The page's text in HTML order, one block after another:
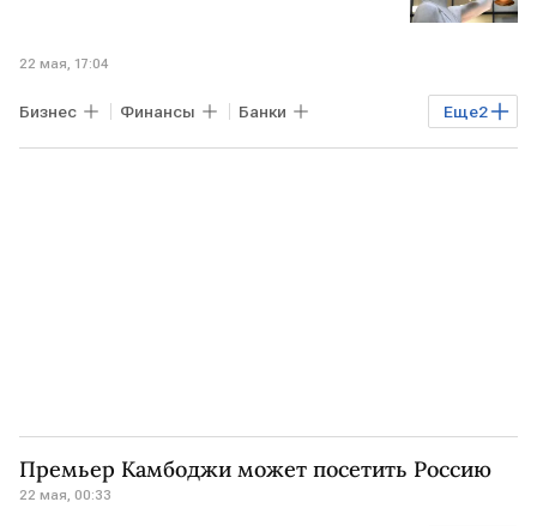
22 мая, 17:04
Еще2
Бизнес Финансы Банки
Роспатент Связной
Премьер Камбоджи может посетить Россию
22 мая, 00:33